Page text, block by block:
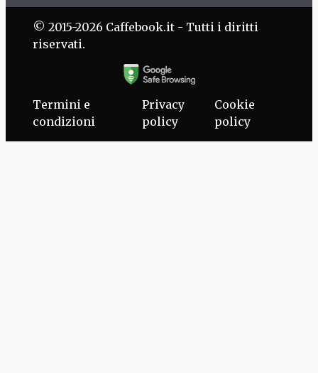
© 2015-2026 Caffebook.it - Tutti i diritti
riservati.
Termini e
condizioni
Privacy
policy
Cookie
policy